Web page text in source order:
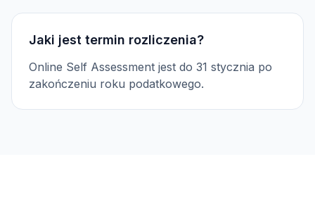
Jaki jest termin rozliczenia?
Online Self Assessment jest do 31 stycznia po
zakończeniu roku podatkowego.